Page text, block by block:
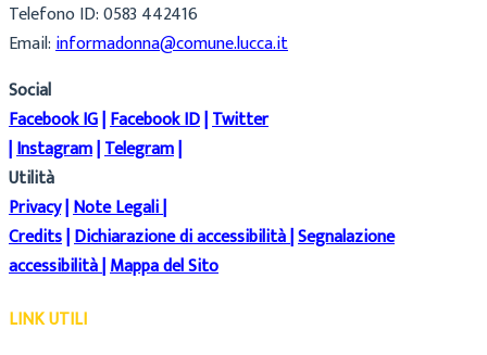
Telefono ID: 0583 442416
Email:informadonna@comune.lucca.it
Social
Facebook IG|Facebook ID|Twitter
|Instagram|Telegram|
Utilità
Privacy|Note Legali|
Credits|Dichiarazione di accessibilità|Segnalazione
accessibilità|Mappa del Sito
LINK UTILI